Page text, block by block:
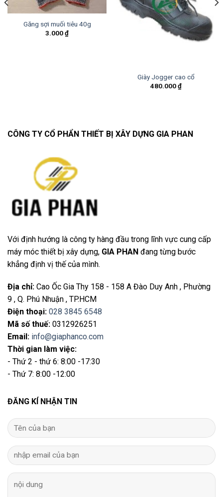
Găng sợi muối tiêu 40g
3.000₫
Giày Jogger cao cổ
480.000₫
CÔNG TY CỔ PHẨN THIẾT BỊ XÂY DỰNG GIA PHAN
Với định hướng là công ty hàng đầu trong lĩnh vực cung cấp
máy móc thiết bị xây dựng, GIA PHAN đang từng bước
khẳng định vị thế của mình.
Địa chỉ: Cao Ốc Gia Thy 158 - 158 A Đào Duy Anh , Phường
9 , Q. Phú Nhuận , TP.HCM
Điện thoại: 028 3845 6548
Mã số thuế: 0312926251
Email : info@giaphanco.com
Thời gian làm việc:
- Thứ 2 - thứ 6: 8:00 -17:30
- Thứ 7: 8:00 -12:00
ĐĂNG KÍ NHẬN TIN